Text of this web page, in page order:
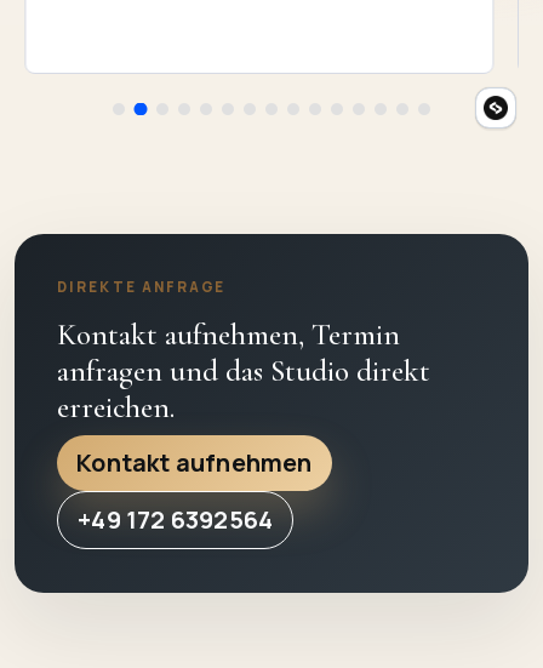
DIREKTE ANFRAGE
Kontakt aufnehmen, Termin
anfragen und das Studio direkt
erreichen.
Kontakt aufnehmen
+49 172 6392564